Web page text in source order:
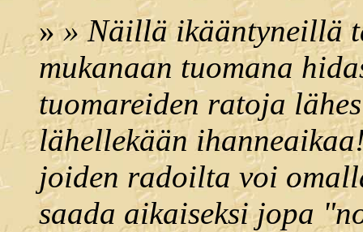
»» Näillä ikääntyneillä
mukanaan tuomana
tuomareiden ratoja
lähellekään
joiden radoilta voi
saada aikaiseksi jopa